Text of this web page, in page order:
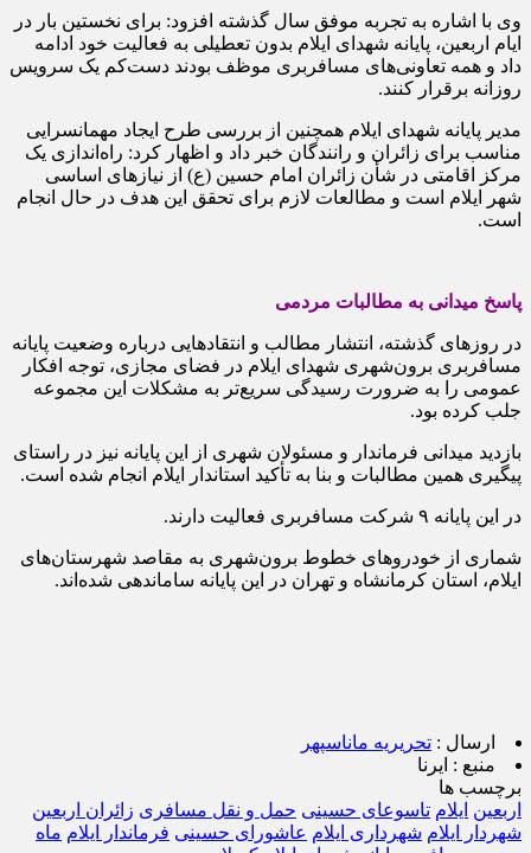
وی با اشاره به تجربه موفق سال گذشته افزود: برای نخستین بار در
ایام اربعین، پایانه شهدای ایلام بدون تعطیلی به فعالیت خود ادامه
داد و همه تعاونی‌های مسافربری موظف بودند دست‌کم یک سرویس
روزانه برقرار کنند.
مدیر پایانه شهدای ایلام همچنین از بررسی طرح ایجاد مهمانسرایی
مناسب برای زائران و رانندگان خبر داد و اظهار کرد: راه‌اندازی یک
مرکز اقامتی در شأن زائران امام حسین (ع) از نیازهای اساسی
شهر ایلام است و مطالعات لازم برای تحقق این هدف در حال انجام
است.
پاسخ میدانی به مطالبات مردمی
در روزهای گذشته، انتشار مطالب و انتقادهایی درباره وضعیت پایانه
مسافربری برون‌شهری شهدای ایلام در فضای مجازی، توجه افکار
عمومی را به ضرورت رسیدگی سریع‌تر به مشکلات این مجموعه
جلب کرده بود.
بازدید میدانی فرماندار و مسئولان شهری از این پایانه نیز در راستای
پیگیری همین مطالبات و بنا به تأکید استاندار ایلام انجام شده است.
در این پایانه ۹ شرکت مسافربری فعالیت دارند.
شماری از خودروهای خطوط برون‌شهری به مقاصد شهرستان‌های
ایلام، استان کرمانشاه و تهران در این پایانه ساماندهی شده‌اند.
ارسال : تحریریه ماناسپهر
منبع : ایرنا
برچسب ها
اربعین ایلام تاسوعای حسینی حمل و نقل مسافری زائران اربعین
شهردار ایلام شهرداری ایلام عاشورای حسینی فرماندار ایلام ماه